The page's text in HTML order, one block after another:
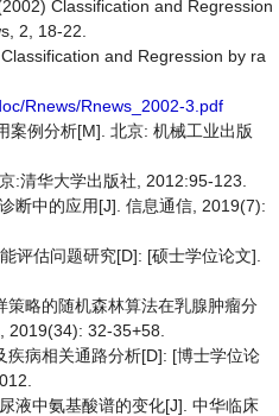
Classification and Regression
2, 18-22.
and Regression by ra
Rnews/Rnews_2002-3.pdf
案例分析[M]. 北京: 机械工业出版
:清华大学出版社, 2012:95-123.
断中的应用[J]. 信息通信, 2019(7):
评估问题研究[D]: [硕士学位论文].
策略的随机森林算法在乳腺肿瘤分
2019(34): 32-35+58.
疾病相关通路分析[D]: [博士学位论
液中氨基酸谱的变化[J]. 中华临床